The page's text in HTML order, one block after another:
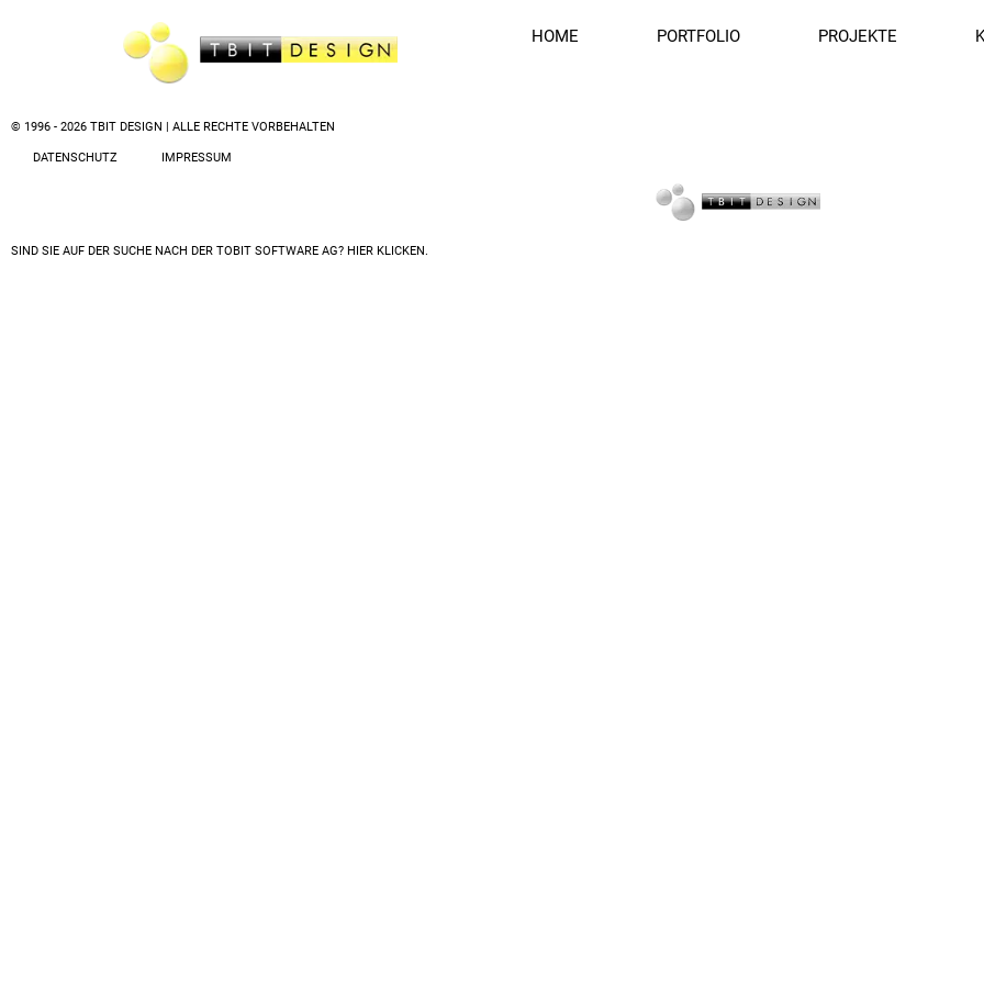
HOME PORTFOLIO PROJEKTE
© 1996 - 2026 TBIT DESIGN | ALLE RECHTE VORBEHALTEN
DATENSCHUTZ IMPRESSUM
SIND SIE AUF DER SUCHE NACH DER TOBIT SOFTWARE AG? HIER KLICKEN.